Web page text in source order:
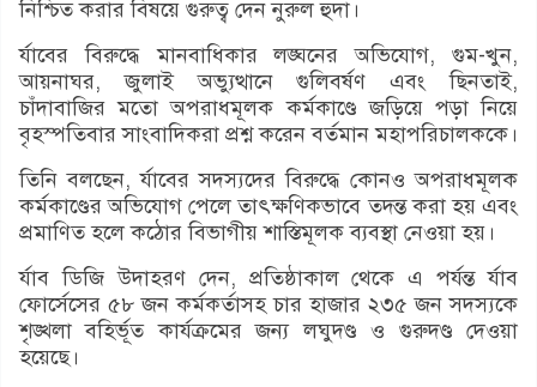
নিশ্চিত করার বিষয়ে গুরুত্ব দেন নুরুল হুদা।
র্যাবের বিরুদ্ধে মানবাধিকার লঙ্ঘনের অভিযোগ, গুম-খুন,
আয়নাঘর, জুলাই অভ্যুত্থানে গুলিবর্ষণ এবং ছিনতাই,
চাঁদাবাজির মতো অপরাধমূলক কর্মকাণ্ডে জড়িয়ে পড়া নিয়ে
বৃহস্পতিবার সাংবাদিকরা প্রশ্ন করেন বর্তমান মহাপরিচালককে।
তিনি বলছেন, র্যাবের সদস্যদের বিরুদ্ধে কোনও অপরাধমূলক
কর্মকাণ্ডের অভিযোগ পেলে তাৎক্ষণিকভাবে তদন্ত করা হয় এবং
প্রমাণিত হলে কঠোর বিভাগীয় শাস্তিমূলক ব্যবস্থা নেওয়া হয়।
র্যাব ডিজি উদাহরণ দেন, প্রতিষ্ঠাকাল থেকে এ পর্যন্ত র্যাব
ফোর্সেসের ৫৮ জন কর্মকর্তাসহ চার হাজার ২৩৫ জন সদস্যকে
শৃঙ্খলা বহির্ভূত কার্যক্রমের জন্য লঘুদণ্ড ও গুরুদণ্ড দেওয়া
হয়েছে।